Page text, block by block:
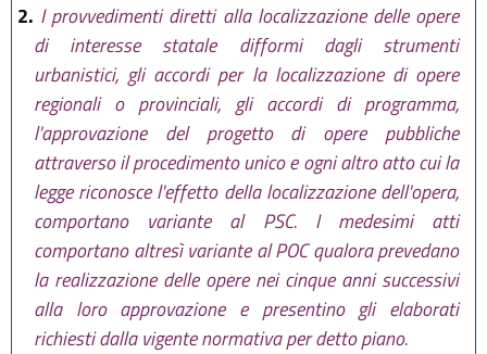
2. I provvedimenti diretti alla localizzazione delle opere
di interesse statale difformi dagli strumenti
urbanistici, gli accordi per la localizzazione di opere
regionali o provinciali, gli accordi di programma,
l'approvazione del progetto di opere pubbliche
attraverso il procedimento unico e ogni altro atto cui la
legge riconosce l'effetto della localizzazione dell'opera,
comportano variante al PSC. I medesimi atti
comportano altresì variante al POC qualora prevedano
la realizzazione delle opere nei cinque anni successivi
alla loro approvazione e presentino gli elaborati
richiesti dalla vigente normativa per detto piano.